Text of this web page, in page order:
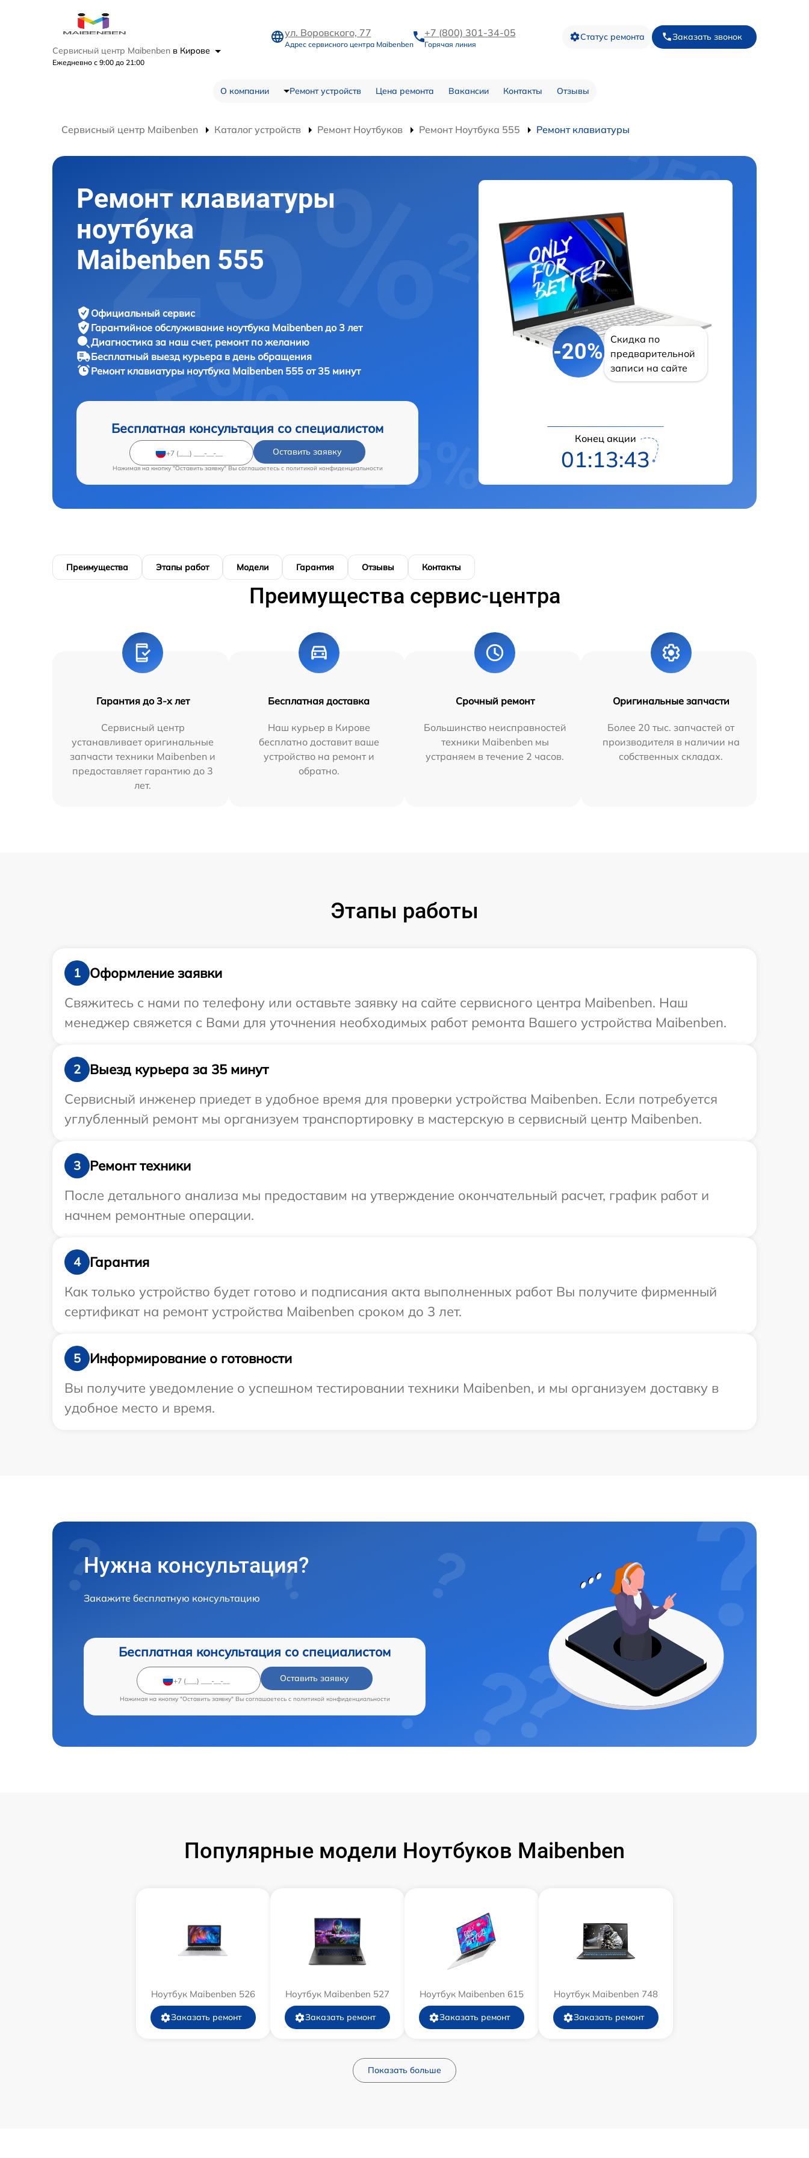
Сервисный центр Maibenben в Кирове
Ежедневно с 9:00 до 21:00
ул. Воровского, 77
Адрес сервисного центра Maibenben
+7 (800) 301-34-05
Горячая линия
Статус ремонта Заказать звонок
О компании Ремонт устройств Цена ремонта Вакансии Контакты Отзывы
Сервисный центр Maibenben Каталог устройств Ремонт Ноутбуков Ремонт Ноутбука 555 Ремонт клавиатуры
Ремонт клавиатуры
ноутбука
Maibenben 555
Официальный сервис
Гарантийное обслуживание ноутбука Maibenben до 3 лет
Диагностика за наш счет, ремонт по желанию
Бесплатный выезд курьера в день обращения
Ремонт клавиатуры ноутбука Maibenben 555 от 35 минут
Бесплатная консультация со специалистом
Оставить заявку
Нажимая на кнопку "Оставить заявку" Вы соглашаетесь c политикой конфиденциальности
-20%
Скидка по
предварительной
записи на сайте
Конец акции
01:13:42
Преимущества Этапы работ Модели Гарантия Отзывы Контакты
Преимущества сервис-центра
Гарантия до 3-х лет
Сервисный центр
устанавливает оригинальные
запчасти техники Maibenben и
предоставляет гарантию до 3
лет.
Бесплатная доставка
Наш курьер в Кирове
бесплатно доставит ваше
устройство на ремонт и
обратно.
Срочный ремонт
Большинство неисправностей
техники Maibenben мы
устраняем в течение 2 часов.
Оригинальные запчасти
Более 20 тыс. запчастей от
производителя в наличии на
собственных складах.
Этапы работы
1
Оформление заявки
Свяжитесь с нами по телефону или оставьте заявку на сайте сервисного центра Maibenben. Наш
менеджер свяжется с Вами для уточнения необходимых работ ремонта Вашего устройства Maibenben.
2
Выезд курьера за 35 минут
Сервисный инженер приедет в удобное время для проверки устройства Maibenben. Если потребуется
углубленный ремонт мы организуем транспортировку в мастерскую в сервисный центр Maibenben.
3
Ремонт техники
После детального анализа мы предоставим на утверждение окончательный расчет, график работ и
начнем ремонтные операции.
4
Гарантия
Как только устройство будет готово и подписания акта выполненных работ Вы получите фирменный
сертификат на ремонт устройства Maibenben сроком до 3 лет.
5
Информирование о готовности
Вы получите уведомление о успешном тестировании техники Maibenben, и мы организуем доставку в
удобное место и время.
Нужна консультация?
Закажите бесплатную консультацию
Бесплатная консультация со специалистом
Оставить заявку
Нажимая на кнопку "Оставить заявку" Вы соглашаетесь c политикой конфиденциальности
Популярные модели Ноутбуков Maibenben
Ноутбук Maibenben 526
Заказать ремонт
Ноутбук Maibenben 527
Заказать ремонт
Ноутбук Maibenben 615
Заказать ремонт
Ноутбук Maibenben 748
Заказать ремонт
Показать больше